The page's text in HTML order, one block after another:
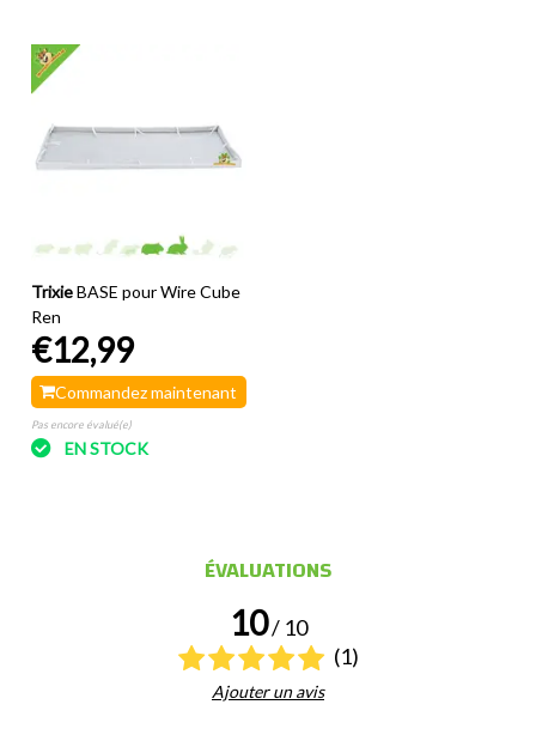
Trixie BASE pour Wire Cube
Ren
€12,99
Commandez maintenant
Pas encore évalué(e)
EN STOCK
ÉVALUATIONS
10/ 10
(1)
Ajouter un avis